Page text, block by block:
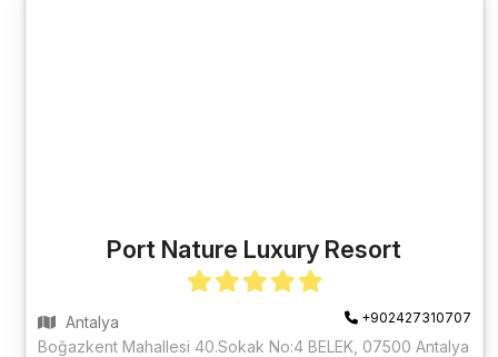
Port Nature Luxury Resort
Antalya +902427310707
Boğazkent Mahallesi 40.Sokak No:4 BELEK, 07500 Antalya